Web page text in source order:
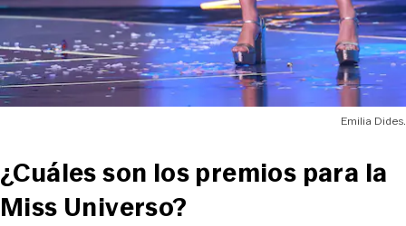
Emilia Dides.
¿Cuáles son los premios para la
Miss Universo?